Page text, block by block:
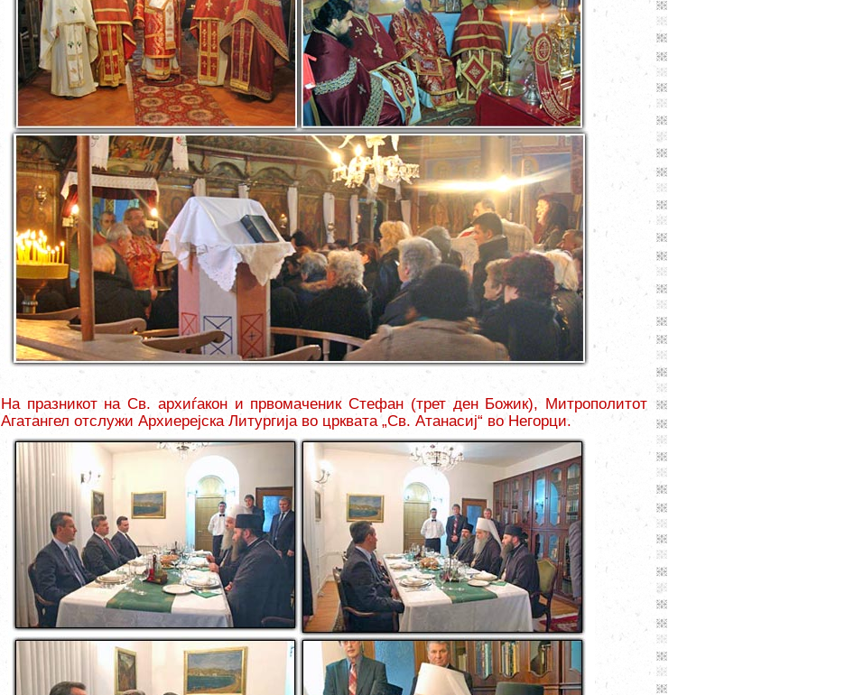
На празникот на Св. архиѓакон и првомаченик Стефан (трет ден Божик), Митрополитот
Агатангел отслужи Архиерејска Литургија во црквата „Св. Атанасиј“ во Негорци.